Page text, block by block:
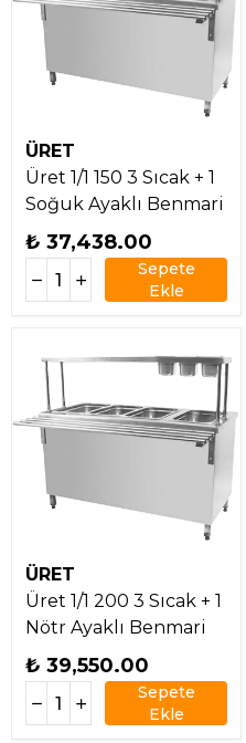
ÜRET
Üret 1/1 150 3 Sıcak + 1
Soğuk Ayaklı Benmari
₺ 37,438.00
Sepete
Ekle
ÜRET
Üret 1/1 200 3 Sıcak + 1
Nötr Ayaklı Benmari
₺ 39,550.00
Sepete
Ekle